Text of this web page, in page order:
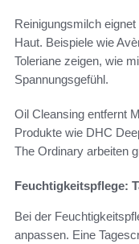
Reinigungsmilch
Haut. Beispiele wie
Toleriane zeigen, wie
Spannungsgefühl.
Oil Cleansing entfernt
Produkte wie DHC
The Ordinary arbeiten
Feuchtigkeitspflege:
Bei der
anpassen. Eine